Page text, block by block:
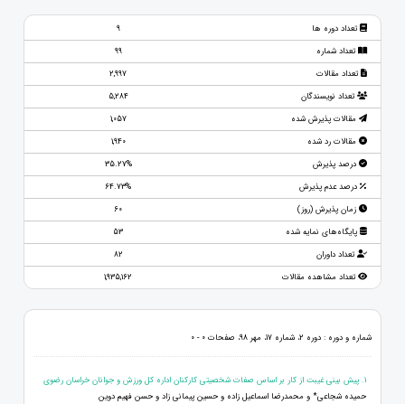
تعداد دوره ها
9
تعداد شماره
99
تعداد مقالات
2,997
تعداد نویسندگان
5,284
مقالات پذیرش شده
1,057
مقالات رد شده
1,940
درصد پذیرش
35.27%
درصد عدم پذیرش
64.73%
زمان پذیرش (روز)
60
پایگاه‌های نمایه شده
53
تعداد داوران
82
تعداد مشاهده مقالات
1,935,162
شماره و دوره : دوره 2، شماره 17، مهر 98، صفحات 0 - 0
1. پیش بینی غیبت از کار بر اساس صفات شخصیتی کارکنان اداره کل ورزش و جوانان خراسان رضوی
حمیده شجاعی* و محمدرضا اسماعیل زاده و حسین پیمانی زاد و حسن فهیم دوین